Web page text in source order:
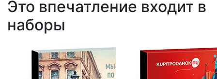
Это впечатление входит в
наборы